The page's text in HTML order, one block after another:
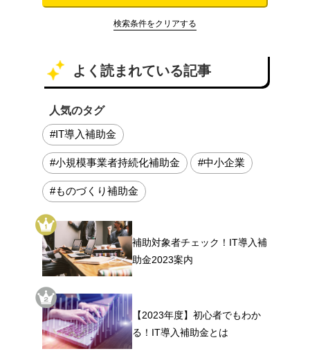
検索条件をクリアする
よく読まれている記事
人気のタグ
#IT導入補助金
#小規模事業者持続化補助金 #中小企業
#ものづくり補助金
補助対象者チェック！IT導入補
助金2023案内
【2023年度】初心者でもわか
る！IT導入補助金とは